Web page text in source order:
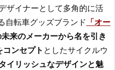
ザイナーとして多角的に活
自転車グッズブランド 「オー
来のメーカーから名を引き
ンセプト としたサイクルウ
イリッシュなデザインと魅